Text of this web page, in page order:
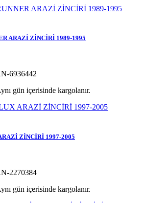
ARAZİ ZİNCİRİ 1989-1995
6936442
gün içerisinde kargolanır.
ZİNCİRİ 1997-2005
2270384
gün içerisinde kargolanır.